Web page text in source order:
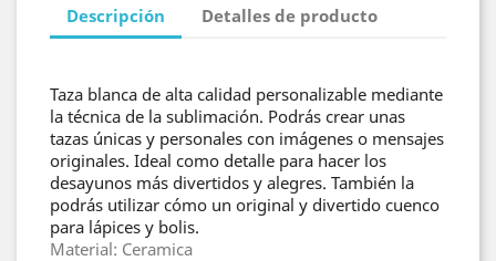
Descripción Detalles de producto
Taza blanca de alta calidad personalizable mediante
la técnica de la sublimación. Podrás crear unas
tazas únicas y personales con imágenes o mensajes
originales. Ideal como detalle para hacer los
desayunos más divertidos y alegres. También la
podrás utilizar cómo un original y divertido cuenco
para lápices y bolis.
Material: Ceramica